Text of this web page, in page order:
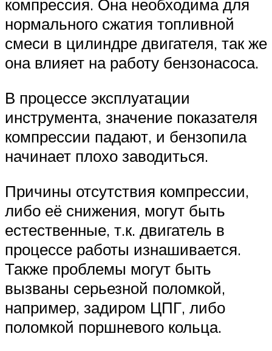
компрессия. Она необходима для
нормального сжатия топливной
смеси в цилиндре двигателя, так же
она влияет на работу бензонасоса.
В процессе эксплуатации
инструмента, значение показателя
компрессии падают, и бензопила
начинает плохо заводиться.
Причины отсутствия компрессии,
либо её снижения, могут быть
естественные, т.к. двигатель в
процессе работы изнашивается.
Также проблемы могут быть
вызваны серьезной поломкой,
например, задиром ЦПГ, либо
поломкой поршневого кольца.